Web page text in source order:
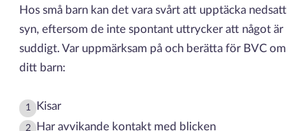
Hos små barn kan det vara svårt att upptäcka nedsatt
syn, eftersom de inte spontant uttrycker att något är
suddigt. Var uppmärksam på och berätta för BVC om
ditt barn:
1 Kisar
2 Har avvikande kontakt med blicken